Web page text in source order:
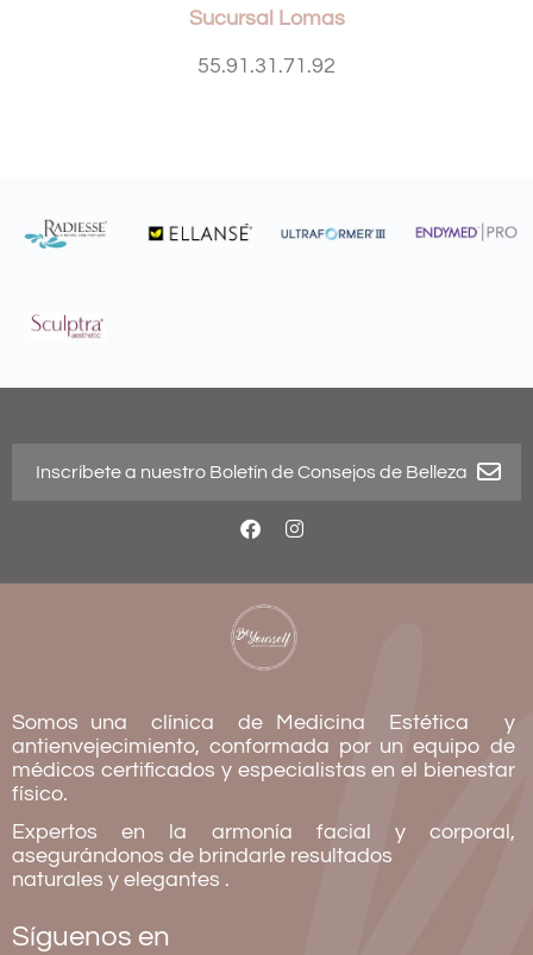
Sucursal Lomas
55.91.31.71.92
Somos una clínica de Medicina Estética y
antienvejecimiento, conformada por un equipo de
médicos certificados y especialistas en el bienestar
físico.
Expertos en la armonía facial y corporal,
asegurándonos de brindarle resultados
naturales y elegantes .
Síguenos en